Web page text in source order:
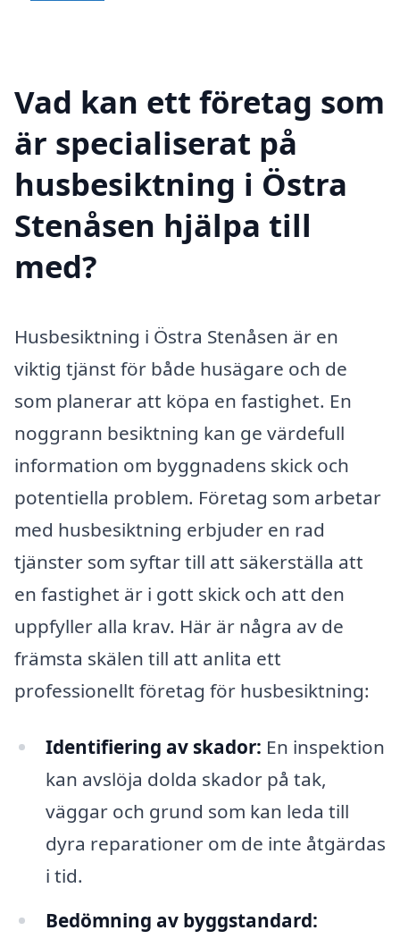
Vad kan ett företag som
är specialiserat på
husbesiktning i Östra
Stenåsen hjälpa till
med?
Husbesiktning i Östra Stenåsen är en
viktig tjänst för både husägare och de
som planerar att köpa en fastighet. En
noggrann besiktning kan ge värdefull
information om byggnadens skick och
potentiella problem. Företag som arbetar
med husbesiktning erbjuder en rad
tjänster som syftar till att säkerställa att
en fastighet är i gott skick och att den
uppfyller alla krav. Här är några av de
främsta skälen till att anlita ett
professionellt företag för husbesiktning:
Identifiering av skador: En inspektion
kan avslöja dolda skador på tak,
väggar och grund som kan leda till
dyra reparationer om de inte åtgärdas
i tid.
Bedömning av byggstandard: